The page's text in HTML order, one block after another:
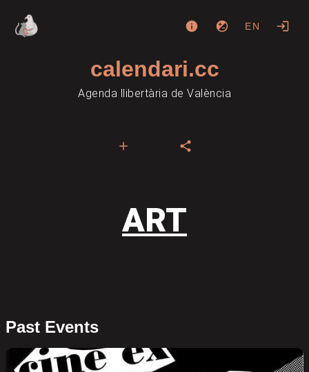
EN
calendari.cc
Agenda llibertària de València
ART
Past Events